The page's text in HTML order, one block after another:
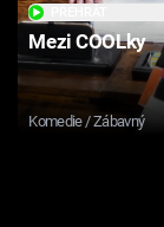
Mezi COOLky
Komedie / Zábavný